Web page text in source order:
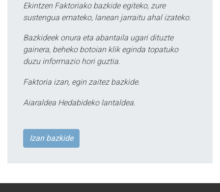
Ekintzen Faktoriako bazkide egiteko, zure
sustengua emateko, lanean jarraitu ahal izateko.
Bazkideek onura eta abantaila ugari dituzte
gainera, beheko botoian klik eginda topatuko
duzu informazio hori guztia.
Faktoria izan, egin zaitez bazkide.
Aiaraldea Hedabideko lantaldea.
Izan bazkide